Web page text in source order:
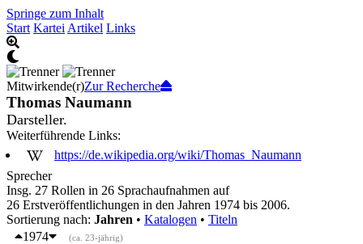
Springe zum Inhalt
Start Kartei Artikel Links
Mitwirkende(r)Zur Recherche
Thomas Naumann
Darsteller.
Weiterführende Links:
https://de.wikipedia.org/wiki/Thomas_Naumann
Sprecher
Insg. 27 Rollen in 26 Sprachaufnahmen auf
26 Erstveröffentlichungen in den Jahren 1974 bis 2006.
Sortierung nach: Jahren • Katalogen • Titeln
1974
(ca. 23-jährig)